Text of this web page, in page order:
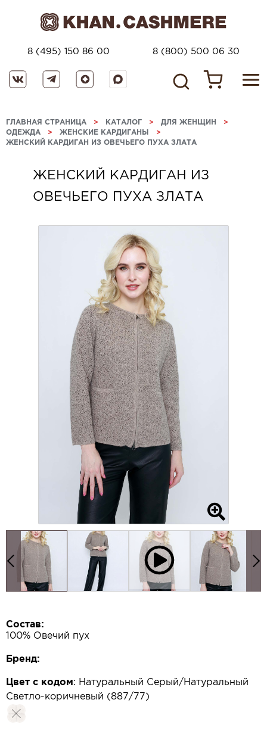
8 (495) 150 86 00 8 (800) 500 06 30
ГЛАВНАЯ СТРАНИЦА > КАТАЛОГ > ДЛЯ ЖЕНЩИН >
ОДЕЖДА > ЖЕНСКИЕ КАРДИГАНЫ >
ЖЕНСКИЙ КАРДИГАН ИЗ ОВЕЧЬЕГО ПУХА ЗЛАТА
ЖЕНСКИЙ КАРДИГАН ИЗ
ОВЕЧЬЕГО ПУХА ЗЛАТА
Состав:
100% Овечий пух
Бренд:
Цвет с кодом: Натуральный Серый/Натуральный
Светло-коричневый (887/77)